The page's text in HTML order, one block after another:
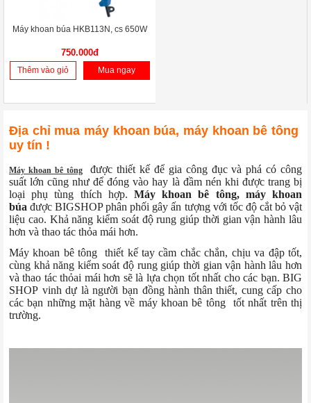
Máy khoan búa HKB113N, cs 650W
750.000đ
Thêm vào giỏ Mua ngay
Địa chỉ mua máy khoan búa, máy khoan bê tông
uy tín !
Máy khoan bê tông
được thiết kế để gia công đục và phá có công
suất lớn cũng như để đóng vào hay là đầm nén khi được trang bị
loại phụ tùng thích hợp. Máy khoan bê tông, máy khoan
búađược BIGSHOP phân phối gây ấn tượng với tốc độ cắt bỏ vật
liệu cao. Khả năng kiểm soát độ rung giúp thời gian vận hành lâu
hơn và thao tác thỏa mái hơn.
Máy khoan bê tông thiết kế tay cầm chắc chắn, chịu va đập tốt,
cùng khả năng kiểm soát độ rung giúp thời gian vận hành lâu hơn
và thao tác thỏai mái hơn sẽ là lựa chọn tốt nhất cho các bạn. BIG
SHOP vinh dự là người bạn đồng hành thân thiết, cung cấp cho
các bạn những mặt hàng về máy khoan bê tông tốt nhất trên thị
trường.